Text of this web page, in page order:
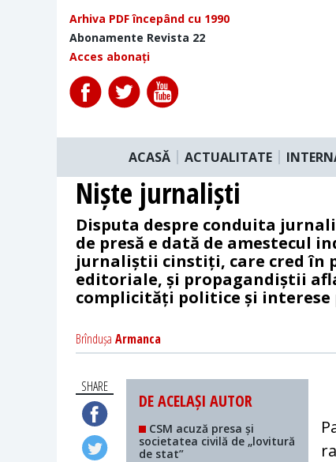
Arhiva PDF începând cu 1990
Abonamente Revista 22
Acces abonați
ACASĂ ACTUALITATE
Niște jurnaliști
Disputa despre conduita
de presă e dată de amestecul
jurnaliștii cinstiți, care cred în
editoriale, și propagandiștii
complicități politice și interese
Brîndușa Armanca
SHARE
DE ACELAȘI AUTOR
CSM acuză presa și
societatea civilă de „lovitură
de stat”